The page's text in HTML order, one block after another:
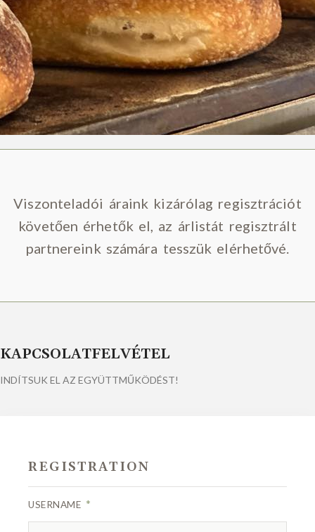
Viszonteladói áraink kizárólag regisztrációt
követően érhetők el, az árlistát regisztrált
partnereink számára tesszük elérhetővé.
KAPCSOLATFELVÉTEL
INDÍTSUK EL AZ EGYÜTTMŰKÖDÉST!
REGISTRATION
USERNAME *